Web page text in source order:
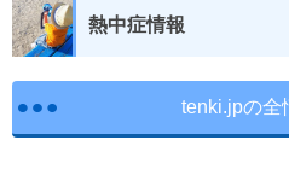
熱中症情報
tenki.jpの全